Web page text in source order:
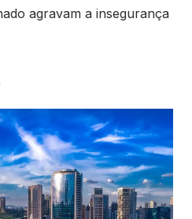
agravam a insegurança